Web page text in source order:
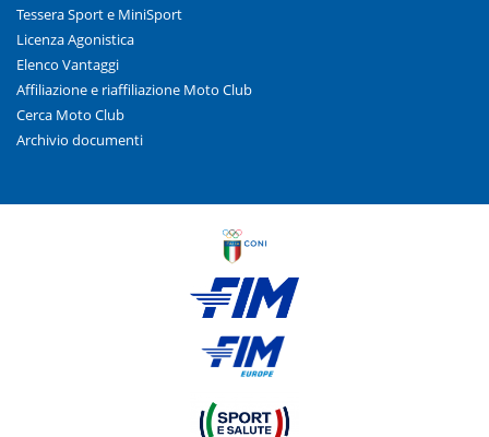
Tessera Sport e MiniSport
Licenza Agonistica
Elenco Vantaggi
Affiliazione e riaffiliazione Moto Club
Cerca Moto Club
Archivio documenti